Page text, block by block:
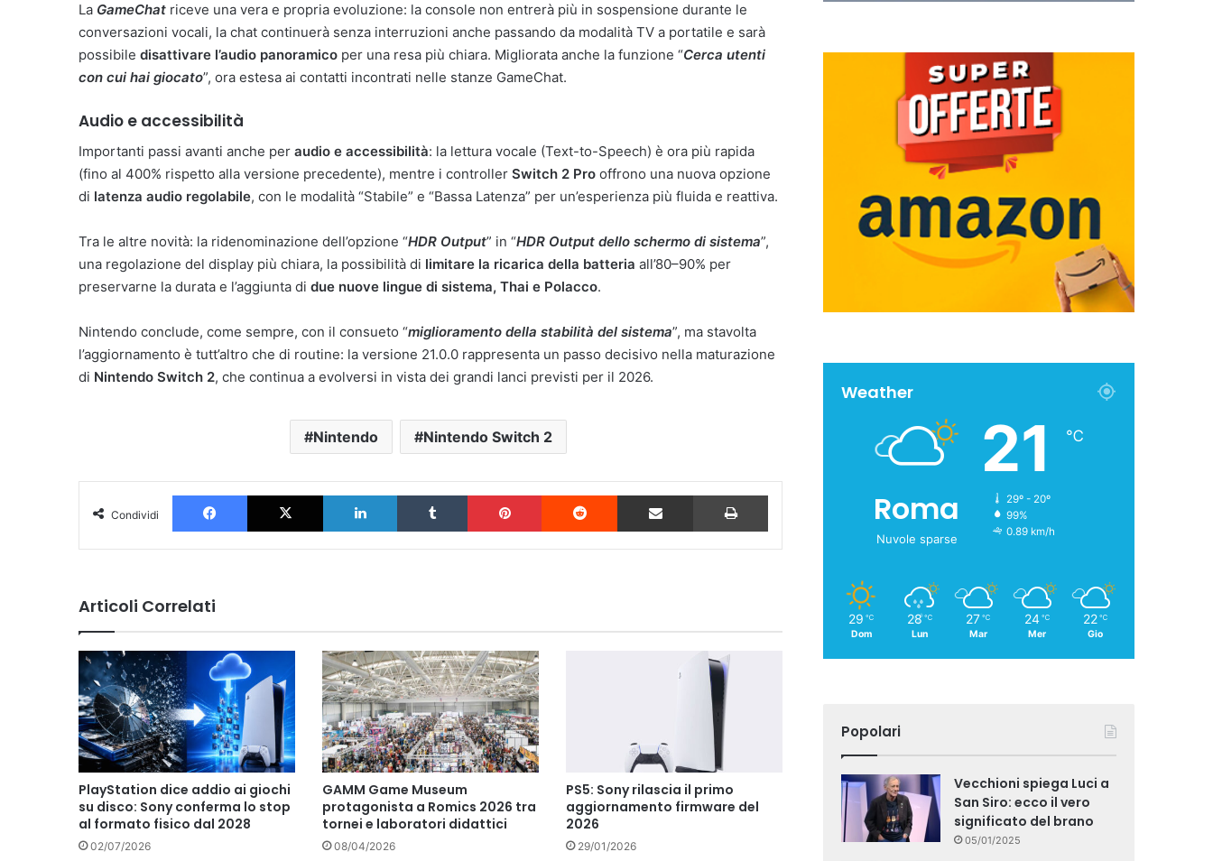
La GameChat riceve una vera e propria evoluzione: la console non entrerà più in sospensione durante le
conversazioni vocali, la chat continuerà senza interruzioni anche passando da modalità TV a portatile e sarà
possibile disattivare l’audio panoramico per una resa più chiara. Migliorata anche la funzione “Cerca utenti
con cui hai giocato”, ora estesa ai contatti incontrati nelle stanze GameChat.
Audio e accessibilità
Importanti passi avanti anche per audio e accessibilità: la lettura vocale (Text-to-Speech) è ora più rapida
(fino al 400% rispetto alla versione precedente), mentre i controller Switch 2 Pro offrono una nuova opzione
di latenza audio regolabile, con le modalità “Stabile” e “Bassa Latenza” per un’esperienza più fluida e reattiva.
Tra le altre novità: la ridenominazione dell’opzione “HDR Output” in “HDR Output dello schermo di sistema”,
una regolazione del display più chiara, la possibilità di limitare la ricarica della batteria all’80–90% per
preservarne la durata e l’aggiunta di due nuove lingue di sistema, Thai e Polacco.
Nintendo conclude, come sempre, con il consueto “miglioramento della stabilità del sistema”, ma stavolta
l’aggiornamento è tutt’altro che di routine: la versione 21.0.0 rappresenta un passo decisivo nella maturazione
di Nintendo Switch 2, che continua a evolversi in vista dei grandi lanci previsti per il 2026.
Nintendo Nintendo Switch 2
Condividi
Facebook X LinkedIn Tumblr Pinterest Reddit Condividi via Email Stampa
Articoli Correlati
PlayStation dice addio ai giochi
su disco: Sony conferma lo stop
al formato fisico dal 2028
02/07/2026
GAMM Game Museum
protagonista a Romics 2026 tra
tornei e laboratori didattici
08/04/2026
PS5: Sony rilascia il primo
aggiornamento firmware del
2026
29/01/2026
Weather
Roma
Nuvole sparse
21 ℃
29º - 20º
99%
0.89 km/h
29 ℃
Dom
28 ℃
Lun
27 ℃
Mar
24 ℃
Mer
22 ℃
Gio
Popolari
Vecchioni spiega Luci a
San Siro: ecco il vero
significato del brano
05/01/2025